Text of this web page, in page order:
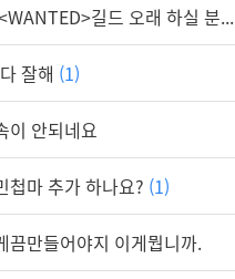
길드 오래 하실 분...
잘해 (1)
이 안되네요
첩마 추가 하나요? (1)
끔만들어야지 이게뭡니까.